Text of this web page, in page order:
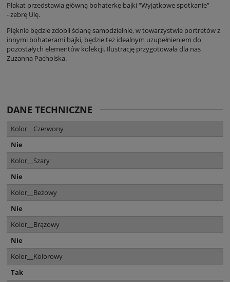
Plakat przedstawia główną bohaterkę bajki “Wyjątkowe spotkanie”
- zebrę Ulę.
Pięknie będzie zdobił ścianę samodzielnie, w towarzystwie portretów z
innymi bohaterami bajki, będzie też idealnym uzupełnieniem do
pozostałych elementów kolekcji. Ilustrację przygotowała dla nas
Zuzanna Pacholska.
DANE TECHNICZNE
Kolor__Czerwony
Nie
Kolor__Szary
Nie
Kolor__Beżowy
Nie
Kolor__Brązowy
Nie
Kolor__Kolorowy
Tak